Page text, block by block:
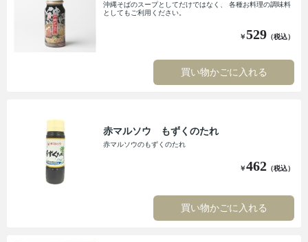
沖縄そばのスープとしてだけではなく、 各種お料理の調味料
としてもご利用ください。
￥529 （税込）
買い物かごに入れる
赤マルソウ もずくのたれ
赤マルソウのもずくのたれ
￥462 （税込）
買い物かごに入れる